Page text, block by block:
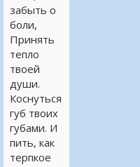
забыть о
боли,
Принять
тепло
твоей
души.
Коснуться
губ твоих
губами. И
пить, как
терпкое